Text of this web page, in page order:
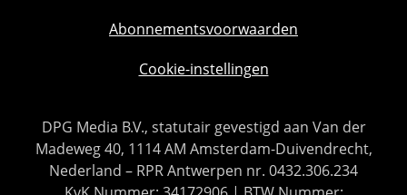
Abonnementsvoorwaarden
Cookie-instellingen
DPG Media B.V., statutair gevestigd aan Van der
Madeweg 40, 1114 AM Amsterdam-Duivendrecht,
Nederland – RPR Antwerpen nr. 0432.306.234